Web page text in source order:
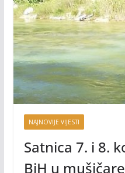
NAJNOVIJE VIJESTI
Satnica 7. i 8.
BiH u